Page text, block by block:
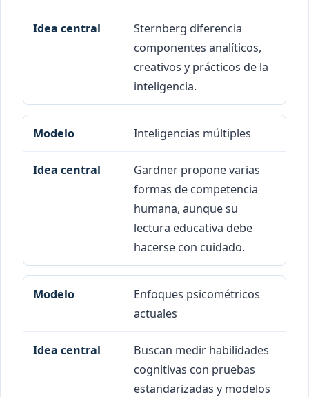
Sternberg diferencia
componentes analíticos,
creativos y prácticos de la
inteligencia.
Inteligencias múltiples
Gardner propone varias
formas de competencia
humana, aunque su
lectura educativa debe
hacerse con cuidado.
Enfoques psicométricos
actuales
Buscan medir habilidades
cognitivas con pruebas
estandarizadas y modelos